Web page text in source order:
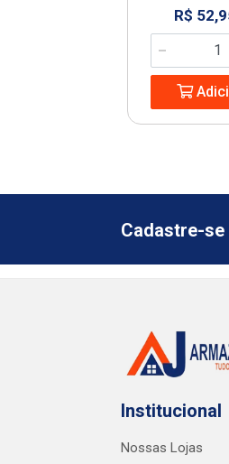
R$
Cadastre-
Institucional
Nossas Lojas